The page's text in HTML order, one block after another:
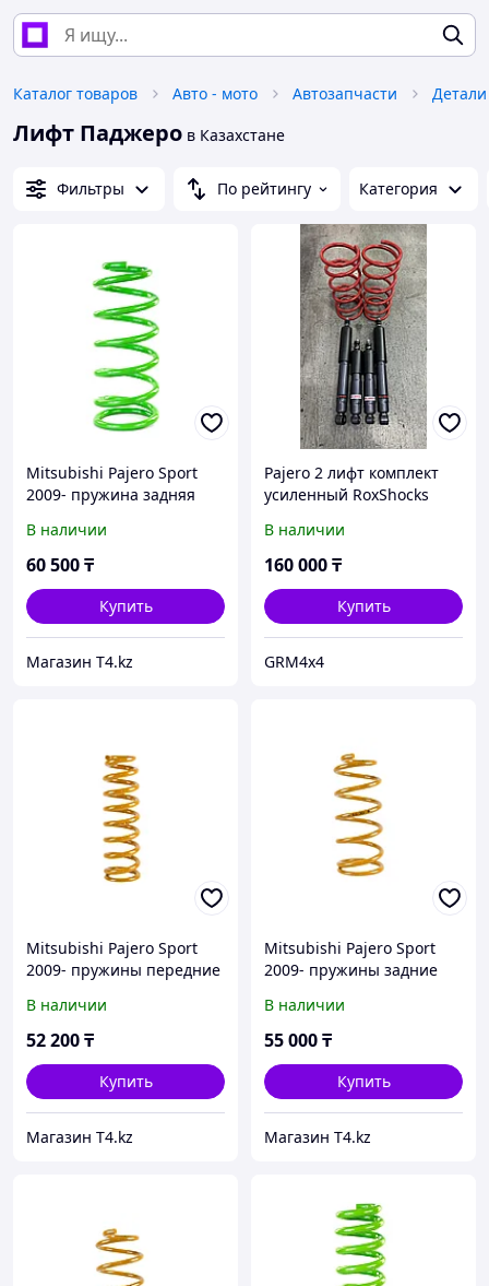
Каталог товаров Авто - мото Автозапчасти
Лифт Паджеро в Казахстане
Фильтры По рейтингу Категория
Mitsubishi Pajero Sport
2009- пружина задняя
Доп нагрузка 250 кг -
IRONMAN 4X4
В наличии
60 500₸
Купить
Магазин T4.kz
Pajero 2 лифт комплект
усиленный RoxShocks
В наличии
160 000₸
Купить
GRM4x4
Mitsubishi Pajero Sport
2009- пружины передние
Доп нагрузка 50 кг -
TOUGH DOG
В наличии
52 200₸
Купить
Магазин T4.kz
Mitsubishi Pajero Sport
2009- пружины задние
Доп нагрузка 300 кг
постоянно - TOUGH DOG
В наличии
55 000₸
Купить
Магазин T4.kz